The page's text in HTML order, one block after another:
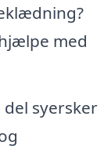
med
del syersker